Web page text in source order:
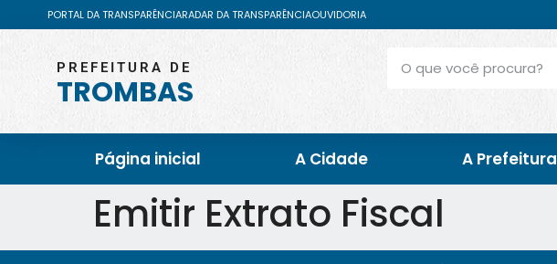
PORTAL DA TRANSPARÊNCIARADAR DA TRANSPARÊNCIAOUVIDORIA
PREFEITURA DE
TROMBAS
Página inicial A Cidade A Prefeitura
Emitir Extrato Fiscal